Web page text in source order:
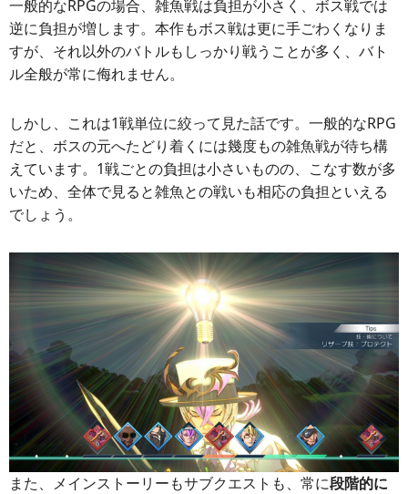
一般的なRPGの場合、雑魚戦は負担が小さく、ボス戦では
逆に負担が増します。本作もボス戦は更に手ごわくなりま
すが、それ以外のバトルもしっかり戦うことが多く、バト
ル全般が常に侮れません。
しかし、これは1戦単位に絞って見た話です。一般的なRPG
だと、ボスの元へたどり着くには幾度もの雑魚戦が待ち構
えています。1戦ごとの負担は小さいものの、こなす数が多
いため、全体で見ると雑魚との戦いも相応の負担といえる
でしょう。
また、メインストーリーもサブクエストも、常に段階的に